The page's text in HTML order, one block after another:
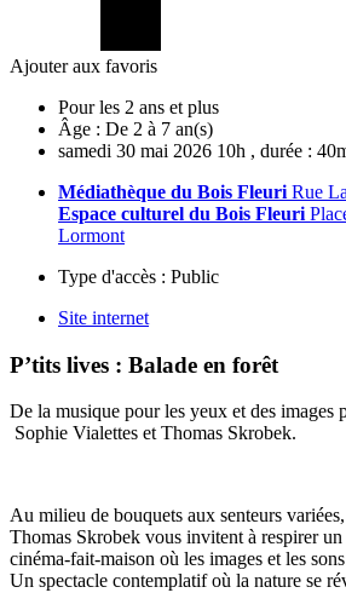
Ajouter aux favoris
Pour les 2 ans et plus
Âge : De 2 à 7 an(s)
samedi 30 mai 2026 10h , durée :
Médiathèque du Bois Fleuri Rue
Espace culturel du Bois Fleuri
Lormont
Type d'accès : Public
Site internet
P’tits lives : Balade en forêt
De la musique pour les yeux et des images
Sophie Vialettes et Thomas Skrobek.
Au milieu de bouquets aux senteurs
Thomas Skrobek vous invitent à respirer
cinéma-fait-maison où les images et les
Un spectacle contemplatif où la nature se